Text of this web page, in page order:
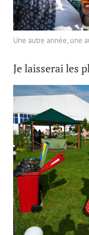
Une autre année, une
Je laisserai les